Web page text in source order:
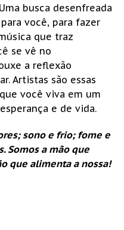
busca desenfreada
você, para fazer
que traz
se vê no
a reflexão
Artistas são essas
você viva em um
e de vida.
sono e frio; fome e
Somos a mão que
que alimenta a nossa!